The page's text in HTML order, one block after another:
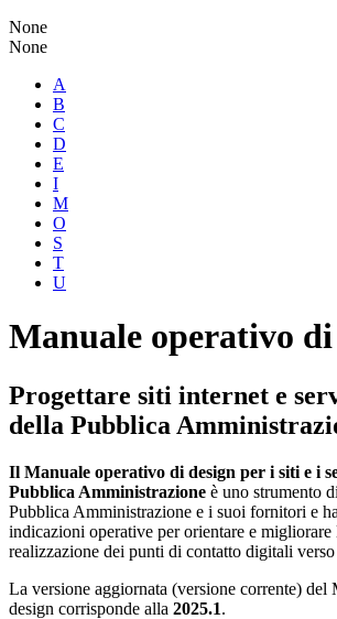
None
None
A
B
C
D
E
I
M
O
S
T
U
Manuale operativo di
Progettare siti internet e
della Pubblica
Il Manuale operativo di design per i siti e i
Pubblica Amministrazione è uno strumento
Pubblica Amministrazione e i suoi fornitori e
indicazioni operative per orientare e migliorare
realizzazione dei punti di contatto digitali
La versione aggiornata (versione corrente) del
design corrisponde alla 2025.1.